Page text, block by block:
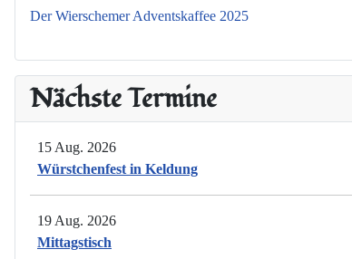
Der Wierschemer Adventskaffee 2025
Nächste Termine
15 Aug. 2026
Würstchenfest in Keldung
19 Aug. 2026
Mittagstisch